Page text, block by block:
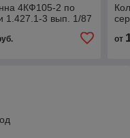
4КФ105-2 по
1.427.1-3 вып. 1/87
от